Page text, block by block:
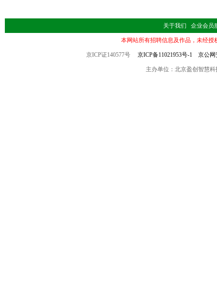
关于我们 企业会员
本网站所有招聘信息及作品，未经
京ICP证140577号 京ICP备11021953号-1 京公网
主办单位：北京盈创智慧